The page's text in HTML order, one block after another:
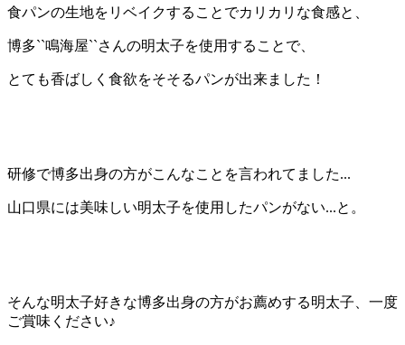
食パンの生地をリベイクすることでカリカリな食感と、
博多``鳴海屋``さんの明太子を使用することで、
とても香ばしく食欲をそそるパンが出来ました！
研修で博多出身の方がこんなことを言われてました...
山口県には美味しい明太子を使用したパンがない...と。
そんな明太子好きな博多出身の方がお薦めする明太子、一度
ご賞味ください♪